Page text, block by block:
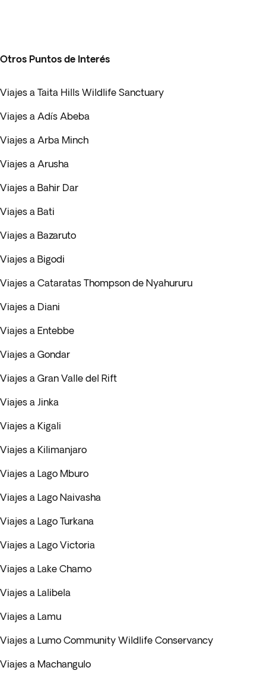
Otros Puntos de Interés
Viajes a Taita Hills Wildlife Sanctuary
Viajes a Adís Abeba
Viajes a Arba Minch
Viajes a Arusha
Viajes a Bahir Dar
Viajes a Bati
Viajes a Bazaruto
Viajes a Bigodi
Viajes a Cataratas Thompson de Nyahururu
Viajes a Diani
Viajes a Entebbe
Viajes a Gondar
Viajes a Gran Valle del Rift
Viajes a Jinka
Viajes a Kigali
Viajes a Kilimanjaro
Viajes a Lago Mburo
Viajes a Lago Naivasha
Viajes a Lago Turkana
Viajes a Lago Victoria
Viajes a Lake Chamo
Viajes a Lalibela
Viajes a Lamu
Viajes a Lumo Community Wildlife Conservancy
Viajes a Machangulo